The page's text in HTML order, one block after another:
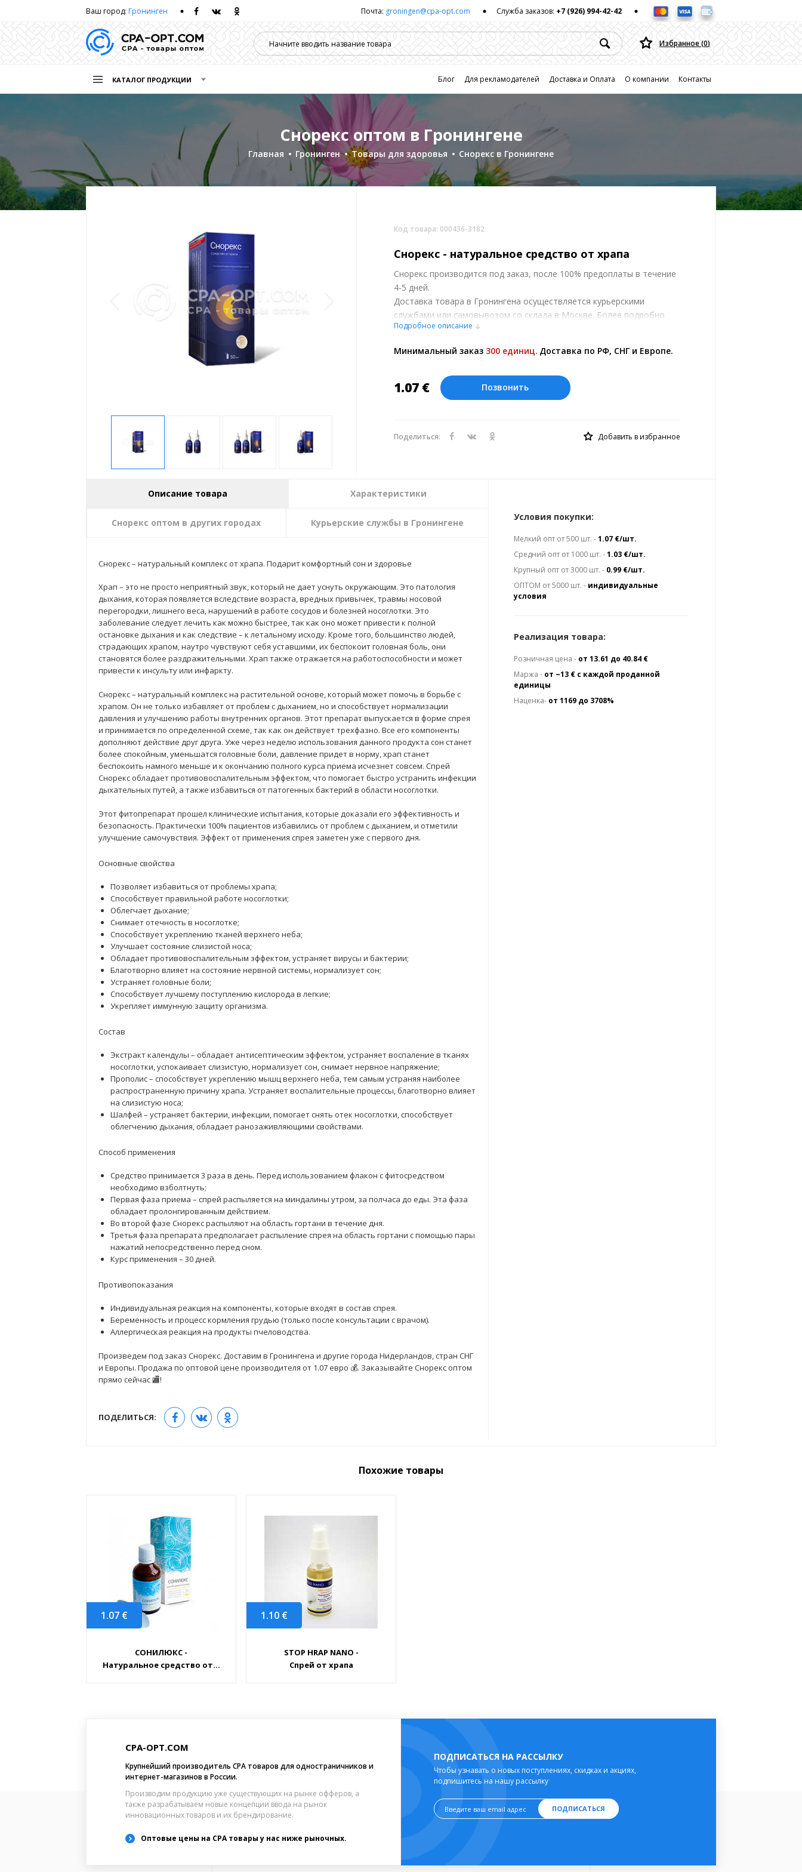
Ваш город: Гронинген Почта: groningen@cpa-opt.com Служба заказов: +7 (926) 994-42-42
Избранное (0)
КАТАЛОГ ПРОДУКЦИИ Блог Для рекламодателей Доставка и Оплата О компании Контакты
Главная Гронинген Товары для здоровья Снорекс в Гронингене
Снорекс оптом в Гронингене
Код товара: 000436-3182
Снорекс - натуральное средство от храпа
Снорекс производится под заказ, после 100% предоплаты в течение
4-5 дней.
Доставка товара в Гронингена осуществляется курьерскими
службами или самовывозом со склада в Москве. Более подробно
при обсуждении заказа с менеджером.
курсу ЦБ РФ на 08.08.2026. Текущий курс 10 руб.= 0.137508 €
Подробное описание
Минимальный заказ 300 единиц. Доставка по РФ, СНГ и Европе.
1.07 € Позвонить
Поделиться: Добавить в избранное
Описание товара Характеристики
Снорекс оптом в других городах Курьерские службы в Гронингене
Снорекс – натуральный комплекс от храпа. Подарит комфортный сон и здоровье
Храп – это не просто неприятный звук, который не дает уснуть окружающим. Это патология
дыхания, которая появляется вследствие возраста, вредных привычек, травмы носовой
перегородки, лишнего веса, нарушений в работе сосудов и болезней носоглотки. Это
заболевание следует лечить как можно быстрее, так как оно может привести к полной
остановке дыхания и как следствие – к летальному исходу. Кроме того, большинство людей,
страдающих храпом, наутро чувствуют себя уставшими, их беспокоит головная боль, они
становятся более раздражительными. Храп также отражается на работоспособности и может
привести к инсульту или инфаркту.
Снорекс – натуральный комплекс на растительной основе, который может помочь в борьбе с
храпом. Он не только избавляет от проблем с дыханием, но и способствует нормализации
давления и улучшению работы внутренних органов. Этот препарат выпускается в форме спрея
и принимается по определенной схеме, так как он действует трехфазно. Все его компоненты
дополняют действие друг друга. Уже через неделю использования данного продукта сон станет
более спокойным, уменьшатся головные боли, давление придет в норму, храп станет
беспокоить намного меньше и к окончанию полного курса приема исчезнет совсем. Спрей
Снорекс обладает противовоспалительным эффектом, что помогает быстро устранить инфекции
дыхательных путей, а также избавиться от патогенных бактерий в области носоглотки.
Этот фитопрепарат прошел клинические испытания, которые доказали его эффективность и
безопасность. Практически 100% пациентов избавились от проблем с дыханием, и отметили
улучшение самочувствия. Эффект от применения спрея заметен уже с первого дня.
Основные свойства
Позволяет избавиться от проблемы храпа;
Способствует правильной работе носоглотки;
Облегчает дыхание;
Снимает отечность в носоглотке;
Способствует укреплению тканей верхнего неба;
Улучшает состояние слизистой носа;
Обладает противовоспалительным эффектом, устраняет вирусы и бактерии;
Благотворно влияет на состояние нервной системы, нормализует сон;
Устраняет головные боли;
Способствует лучшему поступлению кислорода в легкие;
Укрепляет иммунную защиту организма.
Состав
Экстракт календулы – обладает антисептическим эффектом, устраняет воспаление в тканях
носоглотки, успокаивает слизистую, нормализует сон, снимает нервное напряжение;
Прополис – способствует укреплению мышц верхнего неба, тем самым устраняя наиболее
распространенную причину храпа. Устраняет воспалительные процессы, благотворно влияет
на слизистую носа;
Шалфей – устраняет бактерии, инфекции, помогает снять отек носоглотки, способствует
облегчению дыхания, обладает ранозаживляющими свойствами.
Способ применения
Средство принимается 3 раза в день. Перед использованием флакон с фитосредством
необходимо взболтнуть;
Первая фаза приема – спрей распыляется на миндалины утром, за полчаса до еды. Эта фаза
обладает пролонгированным действием.
Во второй фазе Снорекс распыляют на область гортани в течение дня.
Третья фаза препарата предполагает распыление спрея на область гортани с помощью пары
нажатий непосредственно перед сном.
Курс применения – 30 дней.
Противопоказания
Индивидуальная реакция на компоненты, которые входят в состав спрея.
Беременность и процесс кормления грудью (только после консультации с врачом).
Аллергическая реакция на продукты пчеловодства.
Произведем под заказ Снорекс. Доставим в Гронингена и другие города Нидерландов, стран СНГ
и Европы. Продажа по оптовой цене производителя от 1.07 евро 💰. Заказывайте Снорекс оптом
прямо сейчас 🏬!
ПОДЕЛИТЬСЯ:
Условия покупки:
Мелкий опт от 500 шт. -1.07 €/шт.
Средний опт от 1000 шт. -1.03 €/шт.
Крупный опт от 3000 шт. - 0.99 €/шт.
ОПТОМ от 5000 шт. - индивидуальные
условия
Реализация товара:
Розничная цена - от 13.61 до 40.84 €
Маржа - от ~13 € с каждой проданной
единицы
Наценка- от 1169 до 3708%
Похожие товары
1.07 €
СОНИЛЮКС -
Натуральное средство от...
1.10 €
STOP HRAP NANO -
Спрей от храпа
CPA-OPT.COM
Крупнейший производитель CPA товаров для одностраничников и
интернет-магазинов в России.
Производим продукцию уже существующих на рынке офферов, а
также разрабатываем новые концепции ввода на рынок
инновационных товаров и их брендирование.
Оптовые цены на CPA товары у нас ниже рыночных.
ПОДПИСАТЬСЯ НА РАССЫЛКУ
Чтобы узнавать о новых поступлениях, скидках и акциях,
подпишитесь на нашу рассылку
ПОДПИСАТЬСЯ